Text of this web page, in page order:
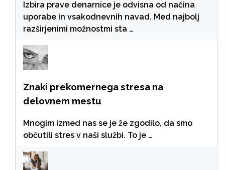
Izbira prave denarnice je odvisna od načina
uporabe in vsakodnevnih navad. Med najbolj
razširjenimi možnostmi sta …
Znaki prekomernega stresa na
delovnem mestu
Mnogim izmed nas se je že zgodilo, da smo
občutili stres v naši službi. To je …